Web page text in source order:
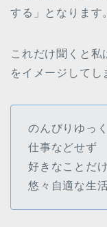
する」となります
これだけ聞くと私
をイメージしてし
のんびりゆっ
仕事などせず
好きなことだ
悠々自適な生